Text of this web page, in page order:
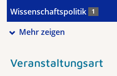
Wissenschaftspolitik 1
Mehr zeigen
Veranstaltungsart